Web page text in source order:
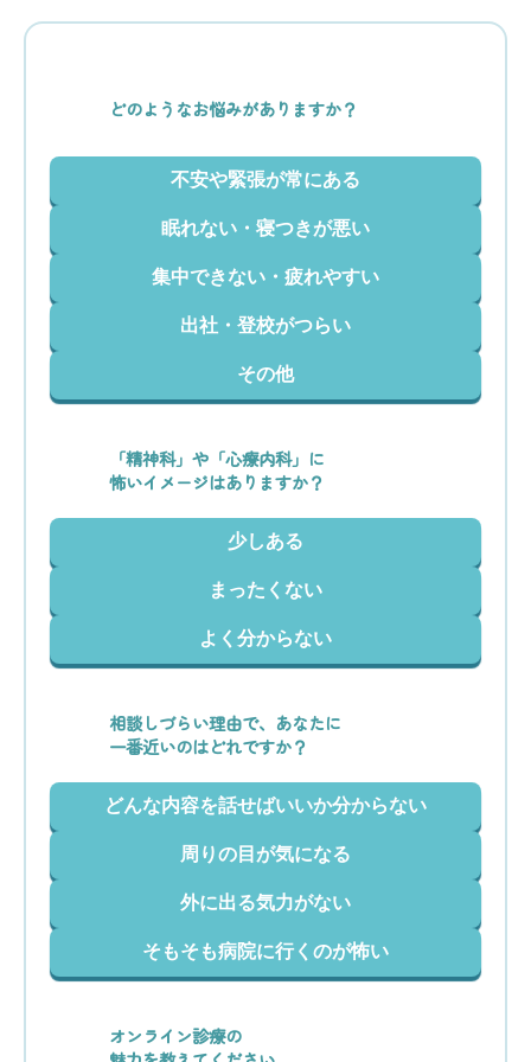
どのようなお悩みがありますか？
不安や緊張が常にある
眠れない・寝つきが悪い
集中できない・疲れやすい
出社・登校がつらい
その他
「精神科」や「心療内科」に
怖いイメージはありますか？
少しある
まったくない
よく分からない
相談しづらい理由で、あなたに
一番近いのはどれですか？
どんな内容を話せばいいか分からない
周りの目が気になる
外に出る気力がない
そもそも病院に行くのが怖い
オンライン診療の